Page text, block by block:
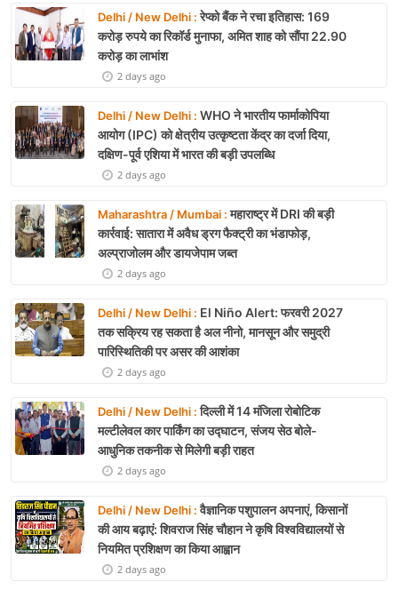
Delhi / New Delhi :रेप्को बैंक ने रचा इतिहास: 169
करोड़ रुपये का रिकॉर्ड मुनाफा, अमित शाह को सौंपा 22.90
करोड़ का लाभांश
2 days ago
Delhi / New Delhi : WHO ने भारतीय फार्माकोपिया
आयोग (IPC) को क्षेत्रीय उत्कृष्टता केंद्र का दर्जा दिया,
दक्षिण-पूर्व एशिया में भारत की बड़ी उपलब्धि
2 days ago
Maharashtra / Mumbai :महाराष्ट्र में DRI की बड़ी
कार्रवाई: सातारा में अवैध ड्रग फैक्ट्री का भंडाफोड़,
अल्प्राजोलम और डायजेपाम जब्त
2 days ago
Delhi / New Delhi : El Niño Alert: फरवरी 2027
तक सक्रिय रह सकता है अल नीनो, मानसून और समुद्री
पारिस्थितिकी पर असर की आशंका
2 days ago
Delhi / New Delhi :दिल्ली में 14 मंजिला रोबोटिक
मल्टीलेवल कार पार्किंग का उद्घाटन, संजय सेठ बोले-
आधुनिक तकनीक से मिलेगी बड़ी राहत
2 days ago
Delhi / New Delhi :वैज्ञानिक पशुपालन अपनाएं, किसानों
की आय बढ़ाएं: शिवराज सिंह चौहान ने कृषि विश्वविद्यालयों से
नियमित प्रशिक्षण का किया आह्वान
2 days ago